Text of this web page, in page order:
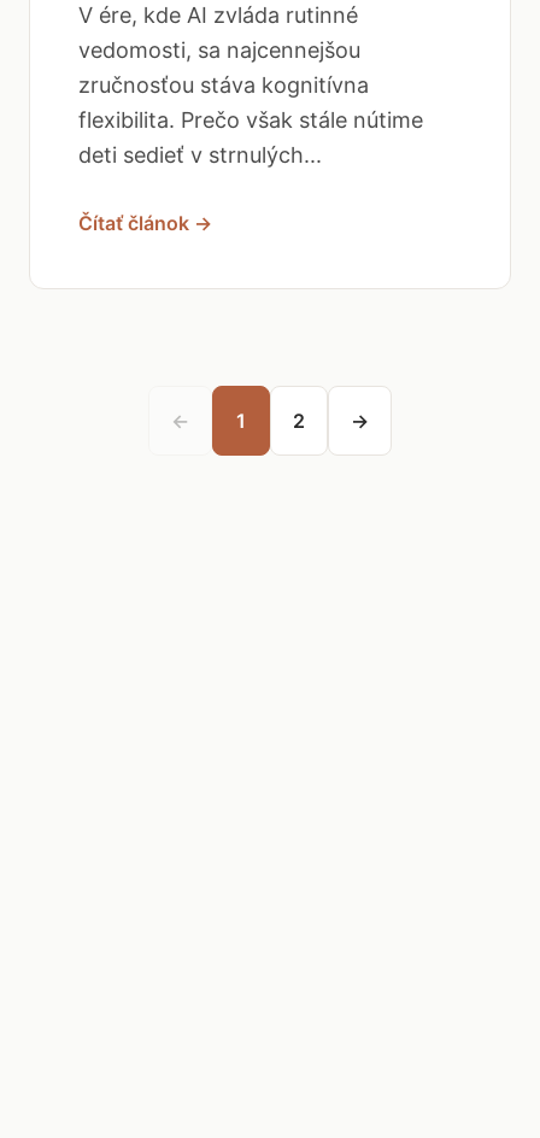
V ére, kde AI zvláda rutinné
vedomosti, sa najcennejšou
zručnosťou stáva kognitívna
flexibilita. Prečo však stále nútime
deti sedieť v strnulých...
Čítať článok →
← 1 2 →